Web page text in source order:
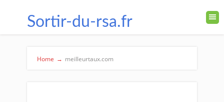
Sortir-du-rsa.fr
Home → meilleurtaux.com